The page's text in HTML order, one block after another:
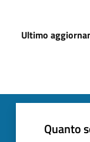
Ultimo
Quanto